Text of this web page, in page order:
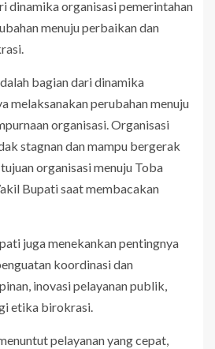
dinamika organisasi pemerintahan
menuju perbaikan dan
bagian dari dinamika
melaksanakan perubahan menuju
organisasi. Organisasi
stagnan dan mampu bergerak
organisasi menuju Toba
Bupati saat membacakan
juga menekankan pentingnya
koordinasi dan
inovasi pelayanan publik,
etika birokrasi.
pelayanan yang cepat,